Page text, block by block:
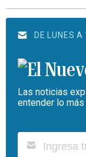
DE LUNES A
Las noticias
entender lo